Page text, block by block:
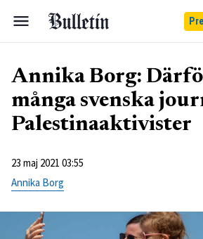
Annika Borg:
många svenska
Palestinaaktivister
23 maj 2021 03:55
Annika Borg